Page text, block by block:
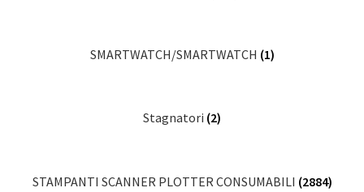
SMARTWATCH/SMARTWATCH (1)
Stagnatori (2)
STAMPANTI SCANNER PLOTTER CONSUMABILI (2884)